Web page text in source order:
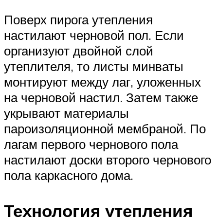
Поверх пирога утепления
настилают черновой пол. Если
организуют двойной слой
утеплителя, то листы минваты
монтируют между лаг, уложенных
на черновой настил. Затем также
укрывают материалы
пароизоляционной мембраной. По
лагам первого чернового пола
настилают доски второго чернового
пола каркасного дома.
Технология утепления